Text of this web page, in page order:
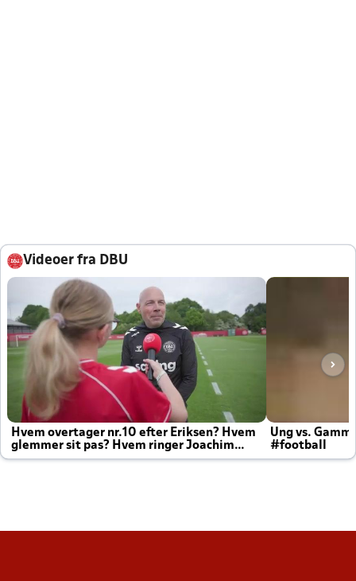
Videoer fra DBU
Hvem overtager nr.10 efter Eriksen? Hvem
glemmer sit pas? Hvem ringer Joachim
altid til efter kampe?
Ung vs.
#football